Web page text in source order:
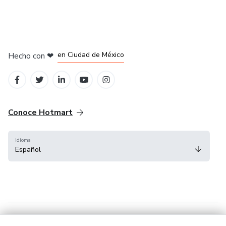
Hecho con ❤ en Ciudad de México
Conoce Hotmart
Idioma
Español